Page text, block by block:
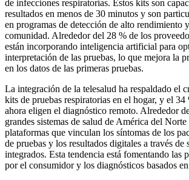
de infecciones respiratorias. Estos kits son
resultados en menos de 30 minutos y son
en programas de detección de alto rendimiento
comunidad. Alrededor del 28 % de los
están incorporando inteligencia artificial para
interpretación de las pruebas, lo que mejora la
en los datos de las primeras pruebas.
La integración de la telesalud ha respaldado el
kits de pruebas respiratorias en el hogar, y el 34
ahora eligen el diagnóstico remoto. Alrededor
grandes sistemas de salud de América del
plataformas que vinculan los síntomas de los
de pruebas y los resultados digitales a través de
integrados. Esta tendencia está fomentando las
por el consumidor y los diagnósticos basados